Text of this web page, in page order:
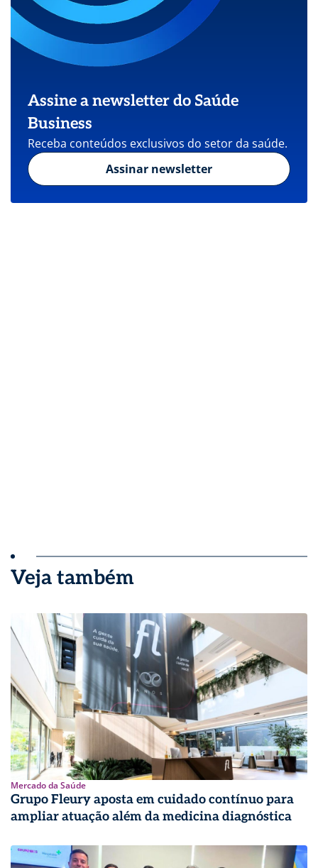
Assine a newsletter do Saúde
Business
Receba conteúdos exclusivos do setor da saúde.
Assinar newsletter
Veja também
Mercado da Saúde
Grupo Fleury aposta em cuidado contínuo para
ampliar atuação além da medicina diagnóstica